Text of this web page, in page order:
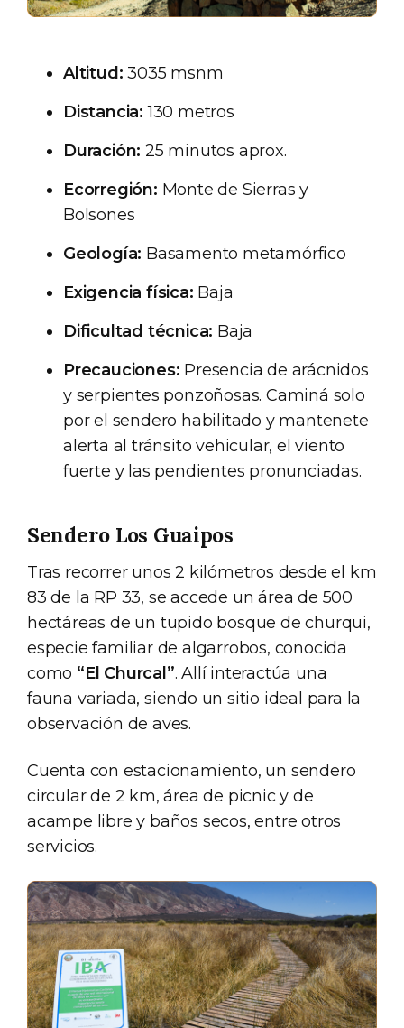
Altitud: 3035 msnm
Distancia: 130 metros
Duración: 25 minutos aprox.
Ecorregión: Monte de Sierras y
Bolsones
Geología: Basamento metamórfico
Exigencia física: Baja
Dificultad técnica: Baja
Precauciones: Presencia de arácnidos
y serpientes ponzoñosas. Caminá solo
por el sendero habilitado y mantenete
alerta al tránsito vehicular, el viento
fuerte y las pendientes pronunciadas.
Sendero Los Guaipos
Tras recorrer unos 2 kilómetros desde el km
83 de la RP 33, se accede un área de 500
hectáreas de un tupido bosque de churqui,
especie familiar de algarrobos, conocida
como “El Churcal”. Allí interactúa una
fauna variada, siendo un sitio ideal para la
observación de aves.
Cuenta con estacionamiento, un sendero
circular de 2 km, área de picnic y de
acampe libre y baños secos, entre otros
servicios.